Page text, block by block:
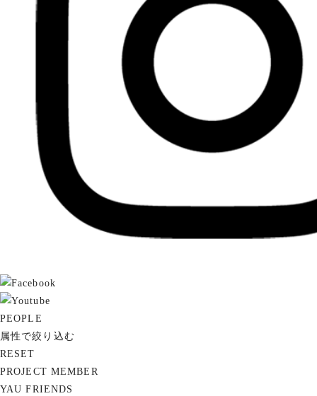
PEOPLE
属性で絞り込む
RESET
PROJECT MEMBER
YAU FRIENDS